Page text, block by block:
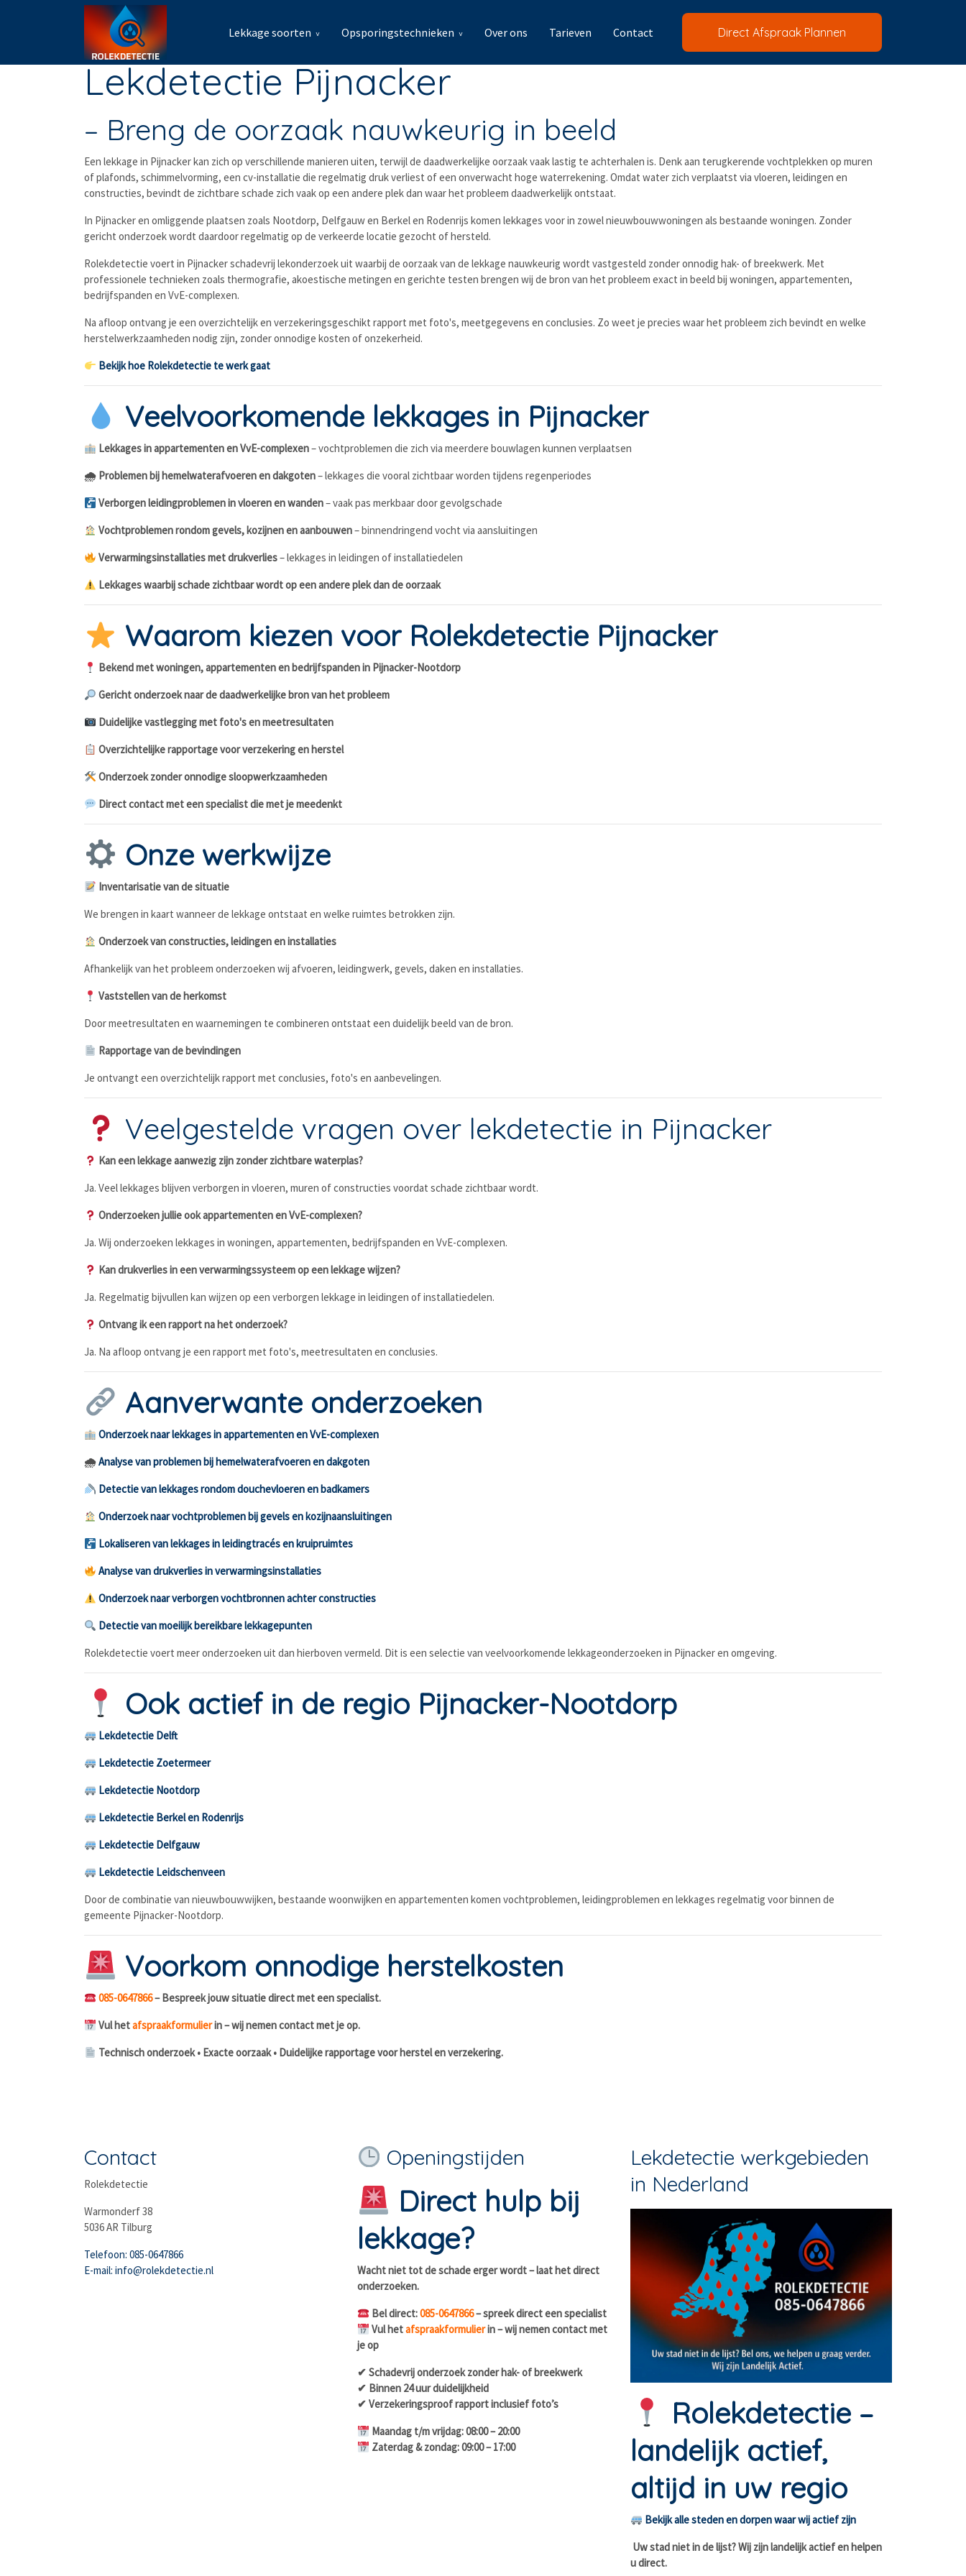
Lekkage soorten Opsporingstechnieken Over ons Tarieven Contact Direct Afspraak Plannen
Lekdetectie Pijnacker
– Breng de oorzaak nauwkeurig in beeld
Een lekkage in Pijnacker kan zich op verschillende manieren uiten, terwijl de daadwerkelijke oorzaak vaak lastig te achterhalen is. Denk aan terugkerende vochtplekken op muren
of plafonds, schimmelvorming, een cv-installatie die regelmatig druk verliest of een onverwacht hoge waterrekening. Omdat water zich verplaatst via vloeren, leidingen en
constructies, bevindt de zichtbare schade zich vaak op een andere plek dan waar het probleem daadwerkelijk ontstaat.
In Pijnacker en omliggende plaatsen zoals Nootdorp, Delfgauw en Berkel en Rodenrijs komen lekkages voor in zowel nieuwbouwwoningen als bestaande woningen. Zonder
gericht onderzoek wordt daardoor regelmatig op de verkeerde locatie gezocht of hersteld.
Rolekdetectie voert in Pijnacker schadevrij lekonderzoek uit waarbij de oorzaak van de lekkage nauwkeurig wordt vastgesteld zonder onnodig hak- of breekwerk. Met
professionele technieken zoals thermografie, akoestische metingen en gerichte testen brengen wij de bron van het probleem exact in beeld bij woningen, appartementen,
bedrijfspanden en VvE-complexen.
Na afloop ontvang je een overzichtelijk en verzekeringsgeschikt rapport met foto's, meetgegevens en conclusies. Zo weet je precies waar het probleem zich bevindt en welke
herstelwerkzaamheden nodig zijn, zonder onnodige kosten of onzekerheid.
Bekijk hoe Rolekdetectie te werk gaat
Veelvoorkomende lekkages in Pijnacker
Lekkages in appartementen en VvE-complexen– vochtproblemen die zich via meerdere bouwlagen kunnen verplaatsen
🌧 Problemen bij hemelwaterafvoeren en dakgoten– lekkages die vooral zichtbaar worden tijdens regenperiodes
Verborgen leidingproblemen in vloeren en wanden– vaak pas merkbaar door gevolgschade
Vochtproblemen rondom gevels, kozijnen en aanbouwen– binnendringend vocht via aansluitingen
Verwarmingsinstallaties met drukverlies– lekkages in leidingen of installatiedelen
Lekkages waarbij schade zichtbaar wordt op een andere plek dan de oorzaak
Waarom kiezen voor Rolekdetectie Pijnacker
Bekend met woningen, appartementen en bedrijfspanden in Pijnacker-Nootdorp
Gericht onderzoek naar de daadwerkelijke bron van het probleem
Duidelijke vastlegging met foto's en meetresultaten
Overzichtelijke rapportage voor verzekering en herstel
Onderzoek zonder onnodige sloopwerkzaamheden
Direct contact met een specialist die met je meedenkt
Onze werkwijze
Inventarisatie van de situatie
We brengen in kaart wanneer de lekkage ontstaat en welke ruimtes betrokken zijn.
Onderzoek van constructies, leidingen en installaties
Afhankelijk van het probleem onderzoeken wij afvoeren, leidingwerk, gevels, daken en installaties.
Vaststellen van de herkomst
Door meetresultaten en waarnemingen te combineren ontstaat een duidelijk beeld van de bron.
Rapportage van de bevindingen
Je ontvangt een overzichtelijk rapport met conclusies, foto's en aanbevelingen.
Veelgestelde vragen over lekdetectie in Pijnacker
Kan een lekkage aanwezig zijn zonder zichtbare waterplas?
Ja. Veel lekkages blijven verborgen in vloeren, muren of constructies voordat schade zichtbaar wordt.
Onderzoeken jullie ook appartementen en VvE-complexen?
Ja. Wij onderzoeken lekkages in woningen, appartementen, bedrijfspanden en VvE-complexen.
Kan drukverlies in een verwarmingssysteem op een lekkage wijzen?
Ja. Regelmatig bijvullen kan wijzen op een verborgen lekkage in leidingen of installatiedelen.
Ontvang ik een rapport na het onderzoek?
Ja. Na afloop ontvang je een rapport met foto's, meetresultaten en conclusies.
Aanverwante onderzoeken
Onderzoek naar lekkages in appartementen en VvE-complexen
🌧Analyse van problemen bij hemelwaterafvoeren en dakgoten
Detectie van lekkages rondom douchevloeren en badkamers
Onderzoek naar vochtproblemen bij gevels en kozijnaansluitingen
Lokaliseren van lekkages in leidingtracés en kruipruimtes
Analyse van drukverlies in verwarmingsinstallaties
Onderzoek naar verborgen vochtbronnen achter constructies
Detectie van moeilijk bereikbare lekkagepunten
Rolekdetectie voert meer onderzoeken uit dan hierboven vermeld. Dit is een selectie van veelvoorkomende lekkageonderzoeken in Pijnacker en omgeving.
Ook actief in de regio Pijnacker-Nootdorp
Lekdetectie Delft
Lekdetectie Zoetermeer
Lekdetectie Nootdorp
Lekdetectie Berkel en Rodenrijs
Lekdetectie Delfgauw
Lekdetectie Leidschenveen
Door de combinatie van nieuwbouwwijken, bestaande woonwijken en appartementen komen vochtproblemen, leidingproblemen en lekkages regelmatig voor binnen de
gemeente Pijnacker-Nootdorp.
Voorkom onnodige herstelkosten
085-0647866– Bespreek jouw situatie direct met een specialist.
Vul hetafspraakformulierin – wij nemen contact met je op.
Technisch onderzoek • Exacte oorzaak • Duidelijke rapportage voor herstel en verzekering.
Contact
Rolekdetectie
Warmonderf 38
5036 AR Tilburg
Telefoon: 085-0647866
E-mail: info@rolekdetectie.nl
Openingstijden
Direct hulp bij
lekkage?
Wacht niet tot de schade erger wordt – laat het direct
onderzoeken.
Bel direct:085-0647866– spreek direct een specialist
Vul hetafspraakformulierin – wij nemen contact met
je op
✔ Schadevrij onderzoek zonder hak- of breekwerk
✔ Binnen 24 uur duidelijkheid
✔ Verzekeringsproof rapport inclusief foto’s
Maandag t/m vrijdag: 08:00 – 20:00
Zaterdag & zondag: 09:00 – 17:00
Lekdetectie werkgebieden
in Nederland
Rolekdetectie –
landelijk actief,
altijd in uw regio
Bekijk alle steden en dorpen waar wij actief zijn
Uw stad niet in de lijst? Wij zijn landelijk actief en helpen
u direct.